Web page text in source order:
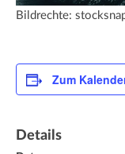
Bildrechte:
Zum
Details